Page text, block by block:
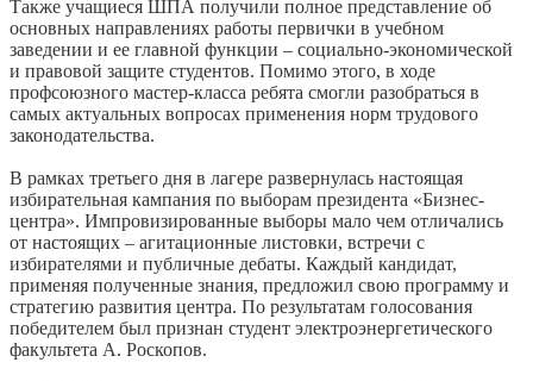
Также учащиеся ШПА получили полное представление об
основных направлениях работы первички в учебном
заведении и ее главной функции – социально-экономической
и правовой защите студентов. Помимо этого, в ходе
профсоюзного мастер-класса ребята смогли разобраться в
самых актуальных вопросах применения норм трудового
законодательства.
В рамках третьего дня в лагере развернулась настоящая
избирательная кампания по выборам президента «Бизнес-
центра». Импровизированные выборы мало чем отличались
от настоящих – агитационные листовки, встречи с
избирателями и публичные дебаты. Каждый кандидат,
применяя полученные знания, предложил свою программу и
стратегию развития центра. По результатам голосования
победителем был признан студент электроэнергетического
факультета А. Роскопов.